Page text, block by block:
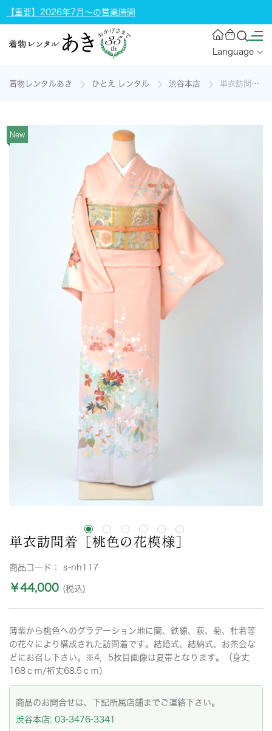
【重要】2026年7月～の営業時間
Language
着物レンタルあき ひとえ レンタル 渋谷本店 単衣訪問着［桃色の花模様］の着物レンタル
New
単衣訪問着［桃色の花模様］
商品コード： s-nh117
￥44,000 (税込)
薄紫から桃色へのグラデーション地に蘭、鉄線、萩、菊、杜若等
の花々により構成された訪問着です。結婚式、結納式、お茶会な
どにお召し下さい。※4，5枚目画像は夏帯となります。（身丈
168ｃｍ/裄丈68.5ｃｍ）
商品のお問合せは、下記所属店舗までご連絡下さい。
渋谷本店: 03-3476-3341